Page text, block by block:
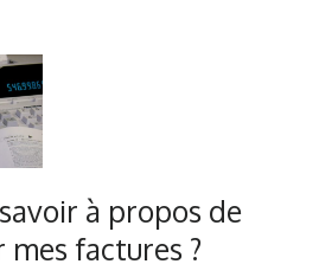
à propos de
mes factures ?